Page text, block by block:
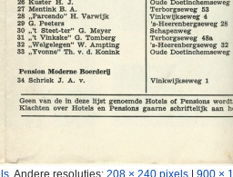
Andere resoluties: 208 × 240 pixels | 900 ×